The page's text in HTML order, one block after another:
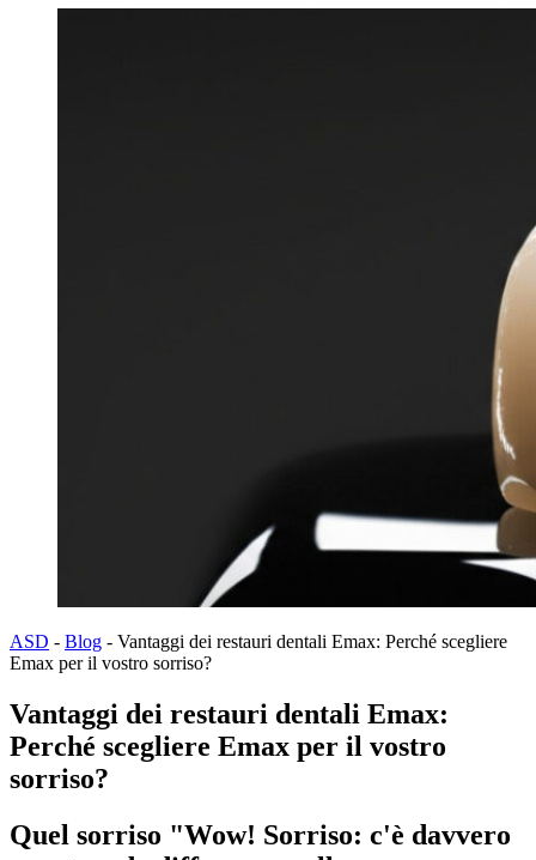
ASD - Blog - Vantaggi dei restauri dentali Emax: Perché scegliere
Emax per il vostro sorriso?
Vantaggi dei restauri dentali Emax:
Perché scegliere Emax per il vostro
sorriso?
Quel sorriso "Wow! Sorriso: c'è davvero